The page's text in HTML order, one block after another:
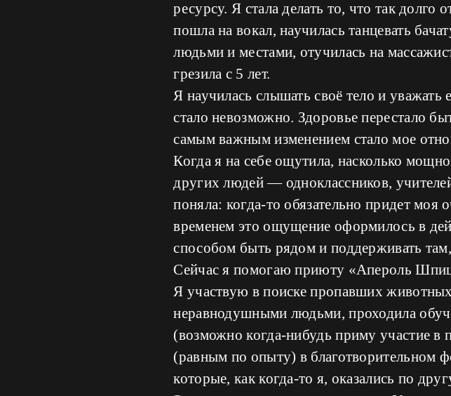
ресурсу. Я стала делать то, что так долго
пошла на вокал, научилась танцевать
людьми и местами, отучилась на
грезила с 5 лет.
Я научилась слышать своё тело и
стало невозможно. Здоровье перестало
самым важным изменением стало мое
Когда я на себе ощутила, насколько
других людей — одноклассников,
поняла: когда-то обязательно придет моя
временем это ощущение оформилось в
способом быть рядом и поддерживать
Сейчас я помогаю приюту «Апероль
Я участвую в поиске пропавших
неравнодушными людьми, проходила
(возможно когда-нибудь приму участие в
(равным по опыту) в благотворительном
которые, как когда-то я, оказались по